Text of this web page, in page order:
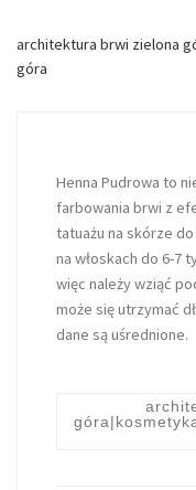
architektura brwi zielona
góra
Henna Pudrowa to
farbowania brwi z
tatuażu na skórze
na włoskach do 6-7
więc należy wziąć
może się utrzymać
dane są uśrednione.